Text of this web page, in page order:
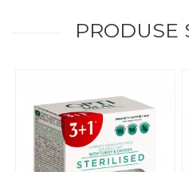
PRODUSE